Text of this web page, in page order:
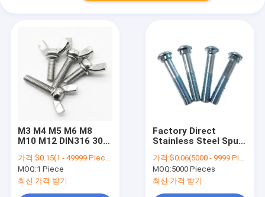
M3 M4 M5 M6 M8
M10 M12 DIN316 304
Hand Binding
Toolless Adjust Bolt
Butterfly Wing Head
Thumb Screw
가격:$0.15(1 - 49999 Pieces) $0.13(50000 - 99999 Pieces) $0.11(>=100000 Pieces)
MOQ:1 Piece
최신 가격 받기
Factory Direct
Stainless Steel Spun
Fish Bolt Track Bolt
가격:$0.06(5000 - 9999 Pieces) $0.05(>=10000 Pieces)
MOQ:5000 Pieces
최신 가격 받기